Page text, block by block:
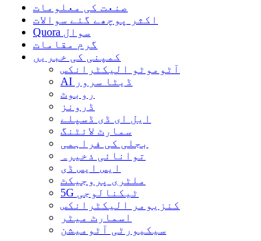
صنعت کی معلومات
اکثر پوچھے گئے سوالات
Quora سوال
گرم مقامات
کمپنی کی خبریں
آٹوموٹو الیکٹرانکس
AI ڈیٹا سرور
روبوٹ
ڈرونز
ایل ای ڈی ڈسپلے
سمارٹ لائٹنگ
بجلی کی فراہمی
توانائی ذخیرہ
ایس ایس ڈی
ملٹری پروجیکٹ
5G ٹیکنالوجی
کنزیومر الیکٹرانکس
اسمارٹ میٹر
سیکیورٹی آٹومیشن